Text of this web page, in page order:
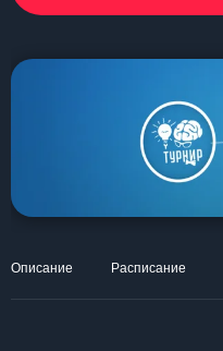
Описание Расписание